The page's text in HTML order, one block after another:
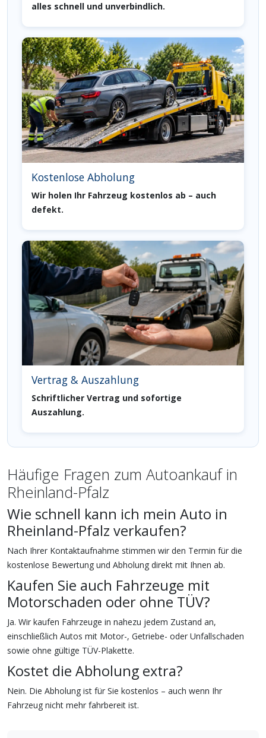
alles schnell und unverbindlich.
Kostenlose Abholung
Wir holen Ihr Fahrzeug kostenlos ab – auch
defekt.
Vertrag & Auszahlung
Schriftlicher Vertrag und sofortige
Auszahlung.
Häufige Fragen zum Autoankauf in
Rheinland-Pfalz
Wie schnell kann ich mein Auto in
Rheinland-Pfalz verkaufen?
Nach Ihrer Kontaktaufnahme stimmen wir den Termin für die
kostenlose Bewertung und Abholung direkt mit Ihnen ab.
Kaufen Sie auch Fahrzeuge mit
Motorschaden oder ohne TÜV?
Ja. Wir kaufen Fahrzeuge in nahezu jedem Zustand an,
einschließlich Autos mit Motor-, Getriebe- oder Unfallschaden
sowie ohne gültige TÜV-Plakette.
Kostet die Abholung extra?
Nein. Die Abholung ist für Sie kostenlos – auch wenn Ihr
Fahrzeug nicht mehr fahrbereit ist.